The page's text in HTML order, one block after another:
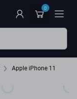
0
Apple iPhone 11